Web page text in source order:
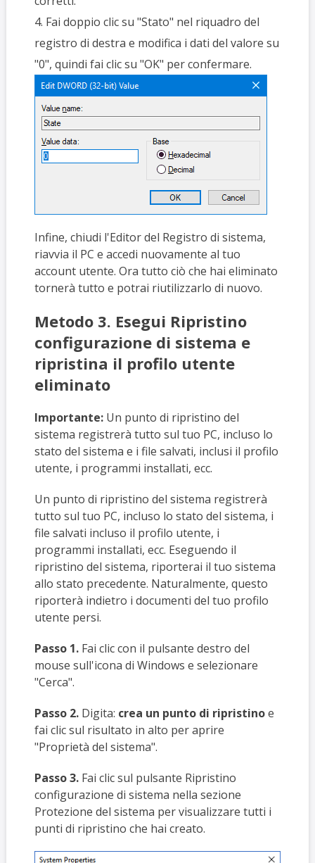
4. Fai doppio clic su "Stato" nel riquadro del
registro di destra e modifica i dati del valore su
"0", quindi fai clic su "OK" per confermare.
Infine, chiudi l'Editor del Registro di sistema,
riavvia il PC e accedi nuovamente al tuo
account utente. Ora tutto ciò che hai eliminato
tornerà tutto e potrai riutilizzarlo di nuovo.
Metodo 3. Esegui Ripristino
configurazione di sistema e
ripristina il profilo utente
eliminato
Importante:Un punto di ripristino del
sistema registrerà tutto sul tuo PC, incluso lo
stato del sistema e i file salvati, inclusi il profilo
utente, i programmi installati, ecc.
Un punto di ripristino del sistema registrerà
tutto sul tuo PC, incluso lo stato del sistema, i
file salvati incluso il profilo utente, i
programmi installati, ecc. Eseguendo il
ripristino del sistema, riporterai il tuo sistema
allo stato precedente. Naturalmente, questo
riporterà indietro i documenti del tuo profilo
utente persi.
Passo 1.Fai clic con il pulsante destro del
mouse sull'icona di Windows e selezionare
"Cerca".
Passo 2.Digita: crea un punto di ripristinoe
fai clic sul risultato in alto per aprire
"Proprietà del sistema".
Passo 3.Fai clic sul pulsante Ripristino
configurazione di sistema nella sezione
Protezione del sistema per visualizzare tutti i
punti di ripristino che hai creato.